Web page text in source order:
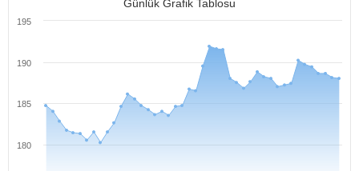
Günlük Grafik Tablosu
180
185
190
195